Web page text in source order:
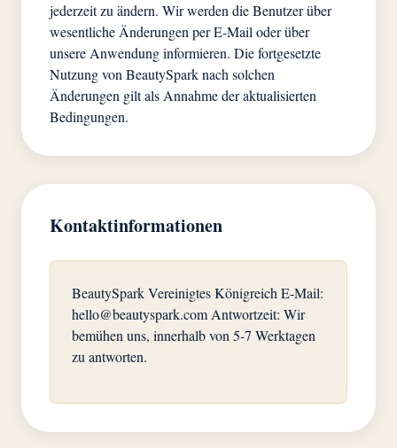
jederzeit zu ändern. Wir werden die Benutzer über
wesentliche Änderungen per E-Mail oder über
unsere Anwendung informieren. Die fortgesetzte
Nutzung von BeautySpark nach solchen
Änderungen gilt als Annahme der aktualisierten
Bedingungen.
Kontaktinformationen
BeautySpark Vereinigtes Königreich E-Mail:
hello@beautyspark.com Antwortzeit: Wir
bemühen uns, innerhalb von 5-7 Werktagen
zu antworten.